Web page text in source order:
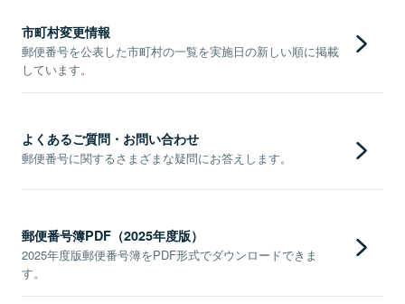
市町村変更情報
郵便番号を公表した市町村の一覧を実施日の新しい順に掲載
しています。
よくあるご質問・お問い合わせ
郵便番号に関するさまざまな疑問にお答えします。
郵便番号簿PDF（2025年度版）
2025年度版郵便番号簿をPDF形式でダウンロードできま
す。